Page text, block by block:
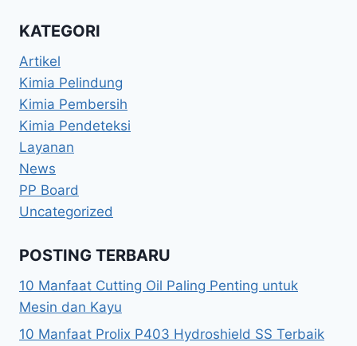
KATEGORI
Artikel
Kimia Pelindung
Kimia Pembersih
Kimia Pendeteksi
Layanan
News
PP Board
Uncategorized
POSTING TERBARU
10 Manfaat Cutting Oil Paling Penting untuk
Mesin dan Kayu
10 Manfaat Prolix P403 Hydroshield SS Terbaik